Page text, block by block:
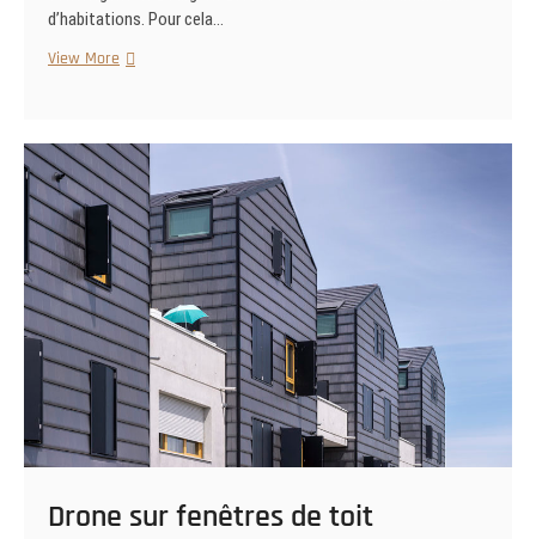
d’habitations. Pour cela…
View More vues
Une
conciergerie
transformée
en
logements
Drone sur fenêtres de toit